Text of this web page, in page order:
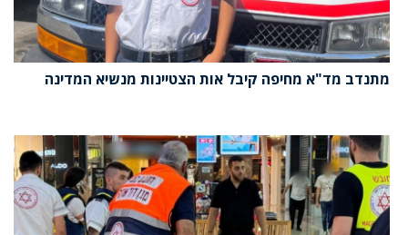
מתנדב מד"א מחיפה קיבל אות הצטיינות מנשיא המדינה